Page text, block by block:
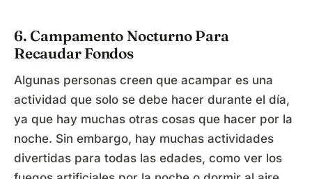
6. Campamento Nocturno Para
Recaudar Fondos
Algunas personas creen que acampar es una
actividad que solo se debe hacer durante el día,
ya que hay muchas otras cosas que hacer por la
noche. Sin embargo, hay muchas actividades
divertidas para todas las edades, como ver los